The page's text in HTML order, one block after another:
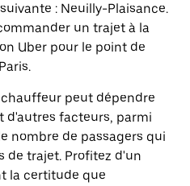
: Neuilly-Plaisance.
un trajet à la
Uber pour le point de
peut dépendre
d'autres facteurs, parmi
nombre de passagers qui
de trajet. Profitez d'un
la certitude que